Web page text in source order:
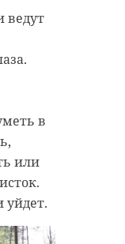
ведут
в
или
уйдет.
для
в